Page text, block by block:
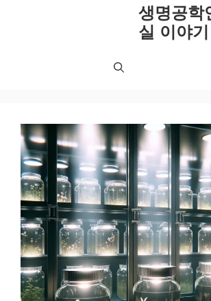
생명공학
실 이야기